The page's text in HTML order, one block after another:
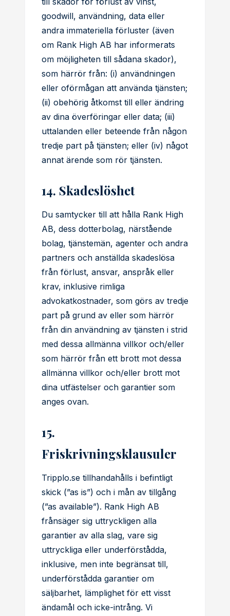
goodwill, användning, data eller
andra immateriella förluster (även
om Rank High AB har informerats
om möjligheten till sådana skador),
som härrör från: (i) användningen
eller oförmågan att använda tjänsten;
(ii) obehörig åtkomst till eller ändring
av dina överföringar eller data; (iii)
uttalanden eller beteende från någon
tredje part på tjänsten; eller (iv) något
annat ärende som rör tjänsten.
14. Skadeslöshet
Du samtycker till att hålla Rank High
AB, dess dotterbolag, närstående
bolag, tjänstemän, agenter och andra
partners och anställda skadeslösa
från förlust, ansvar, anspråk eller
krav, inklusive rimliga
advokatkostnader, som görs av tredje
part på grund av eller som härrör
från din användning av tjänsten i strid
med dessa allmänna villkor och/eller
som härrör från ett brott mot dessa
allmänna villkor och/eller brott mot
dina utfästelser och garantier som
anges ovan.
15.
Friskrivningsklausuler
Tripplo.se tillhandahålls i befintligt
skick (”as is”) och i mån av tillgång
(”as available”). Rank High AB
frånsäger sig uttryckligen alla
garantier av alla slag, vare sig
uttryckliga eller underförstådda,
inklusive, men inte begränsat till,
underförstådda garantier om
säljbarhet, lämplighet för ett visst
ändamål och icke-intrång. Vi